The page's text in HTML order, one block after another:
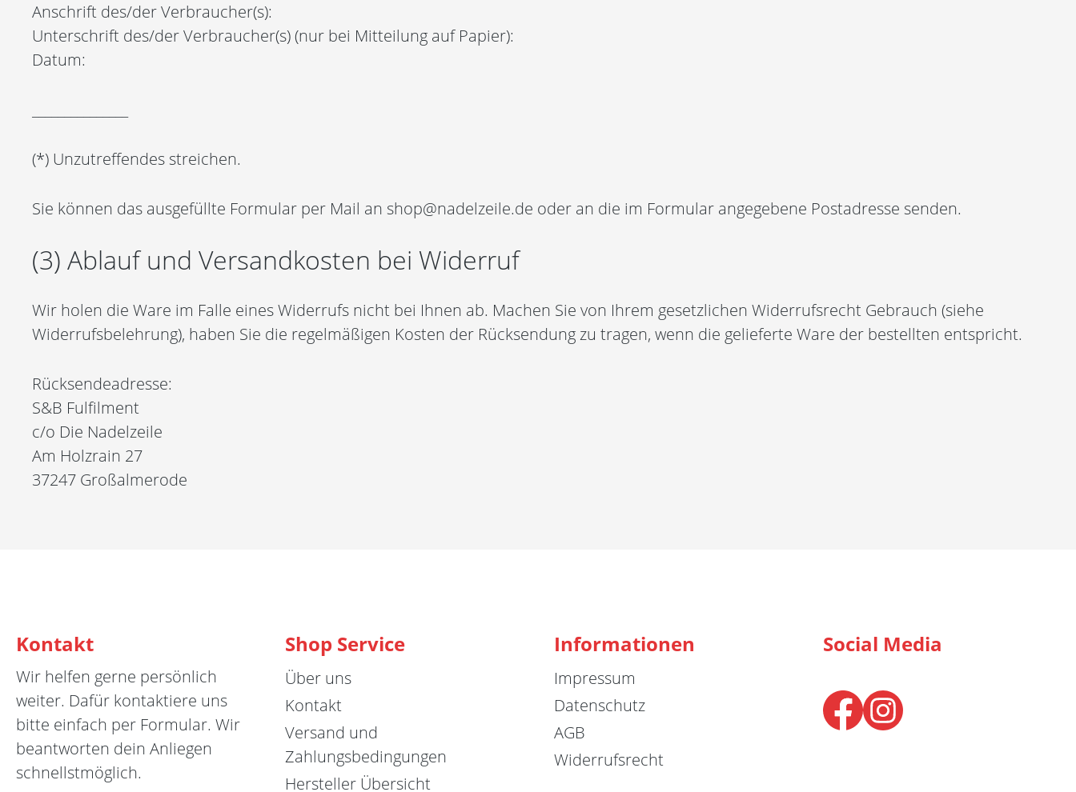
Anschrift des/der Verbraucher(s):
Unterschrift des/der Verbraucher(s) (nur bei Mitteilung auf Papier):
Datum:
(*) Unzutreffendes streichen.
Sie können das ausgefüllte Formular per Mail an shop@nadelzeile.de oder an die im Formular angegebene Postadresse senden.
(3) Ablauf und Versandkosten bei Widerruf
Wir holen die Ware im Falle eines Widerrufs nicht bei Ihnen ab. Machen Sie von Ihrem gesetzlichen Widerrufsrecht Gebrauch (siehe
Widerrufsbelehrung), haben Sie die regelmäßigen Kosten der Rücksendung zu tragen, wenn die gelieferte Ware der bestellten entspricht.
Rücksendeadresse:
S&B Fulfilment
c/o Die Nadelzeile
Am Holzrain 27
37247 Großalmerode
Kontakt
Wir helfen gerne persönlich
weiter. Dafür kontaktiere uns
bitte einfach per Formular. Wir
beantworten dein Anliegen
schnellstmöglich.
Shop Service
Über uns
Kontakt
Versand und
Zahlungsbedingungen
Hersteller Übersicht
Informationen
Impressum
Datenschutz
AGB
Widerrufsrecht
Social Media